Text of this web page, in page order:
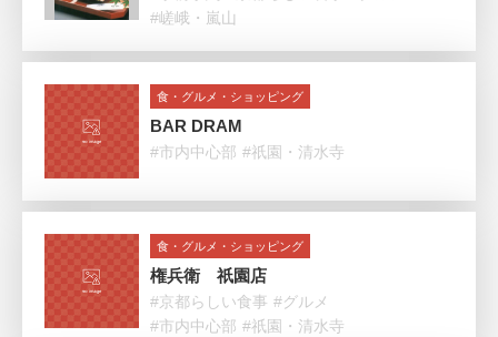
#嵯峨・嵐山
食・グルメ・ショッピング
BAR DRAM
#市内中心部 #祇園・清水寺
食・グルメ・ショッピング
権兵衛 祇園店
#京都らしい食事 #グルメ
#市内中心部 #祇園・清水寺